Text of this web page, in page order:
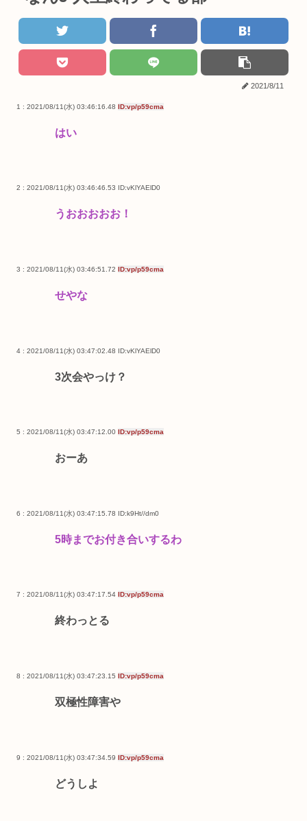
2021/8/11
1 : 2021/08/11(水) 03:46:16.48 ID:vp/p59cma
はい
2 : 2021/08/11(水) 03:46:46.53 ID:vKlYAElD0
うおおおおお！
3 : 2021/08/11(水) 03:46:51.72 ID:vp/p59cma
せやな
4 : 2021/08/11(水) 03:47:02.48 ID:vKlYAElD0
3次会やっけ？
5 : 2021/08/11(水) 03:47:12.00 ID:vp/p59cma
おーあ
6 : 2021/08/11(水) 03:47:15.78 ID:k9Ht//dm0
5時までお付き合いするわ
7 : 2021/08/11(水) 03:47:17.54 ID:vp/p59cma
終わっとる
8 : 2021/08/11(水) 03:47:23.15 ID:vp/p59cma
双極性障害や
9 : 2021/08/11(水) 03:47:34.59 ID:vp/p59cma
どうしよ